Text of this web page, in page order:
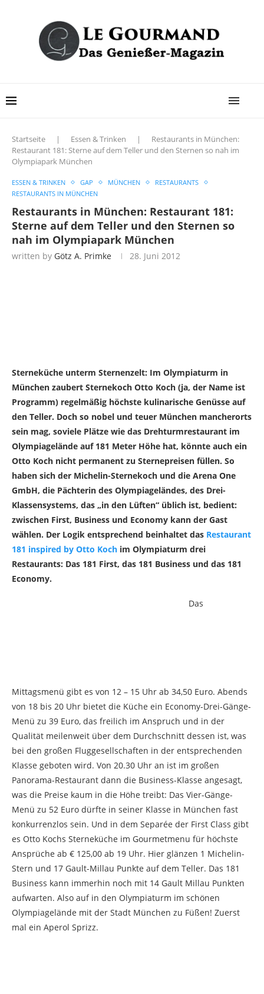
Startseite | Essen & Trinken |
Restaurants in München:
Restaurant 181: Sterne auf dem Teller und den Sternen so nah im
Olympiapark München
ESSEN & TRINKEN GAP MÜNCHEN
RESTAURANTS
RESTAURANTS IN MÜNCHEN
Restaurants in München: Restaurant 181:
Sterne auf dem Teller und den Sternen so
nah im Olympiapark München
written by Götz A. Primke 28. Juni 2012
Sterneküche unterm Sternenzelt: Im Olympiaturm in
München zaubert Sternekoch Otto Koch (ja, der Name ist
Programm) regelmäßig höchste kulinarische Genüsse auf
den Teller. Doch so nobel und teuer München mancherorts
sein mag, soviele Plätze wie das Drehturmrestaurant im
Olympiagelände auf 181 Meter Höhe hat, könnte auch ein
Otto Koch nicht permanent zu Sternepreisen füllen. So
haben sich der Michelin-Sternekoch und die Arena One
GmbH, die Pächterin des Olympiageländes, des Drei-
Klassensystems, das „in den Lüften“ üblich ist, bedient:
zwischen First, Business und Economy kann der Gast
wählen. Der Logik entsprechend beinhaltet das Restaurant
181 inspired by Otto Koch im Olympiaturm drei
Restaurants: Das 181 First, das 181 Business und das 181
Economy.
Das
Mittagsmenü gibt es von 12 – 15 Uhr ab 34,50 Euro. Abends
von 18 bis 20 Uhr bietet die Küche ein Economy-Drei-Gänge-
Menü zu 39 Euro, das freilich im Anspruch und in der
Qualität meilenweit über dem Durchschnitt dessen ist, was
bei den großen Fluggesellschaften in der entsprechenden
Klasse geboten wird. Von 20.30 Uhr an ist im großen
Panorama-Restaurant dann die Business-Klasse angesagt,
was die Preise kaum in die Höhe treibt: Das Vier-Gänge-
Menü zu 52 Euro dürfte in seiner Klasse in München fast
konkurrenzlos sein. Und in dem Separée der First Class gibt
es Otto Kochs Sterneküche im Gourmetmenu für höchste
Ansprüche ab € 125,00 ab 19 Uhr. Hier glänzen 1 Michelin-
Stern und 17 Gault-Millau Punkte auf dem Teller. Das 181
Business kann immerhin noch mit 14 Gault Millau Punkten
aufwarten. Also auf in den Olympiaturm im schönen
Olympiagelände mit der Stadt München zu Füßen! Zuerst
mal ein Aperol Sprizz.